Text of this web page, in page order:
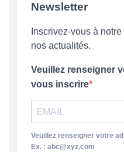
Newsletter
Inscrivez-vous à
nos actualités.
Veuillez renseigner
vous inscrire
Veuillez renseigner votre
Ex. : abc@xyz.com